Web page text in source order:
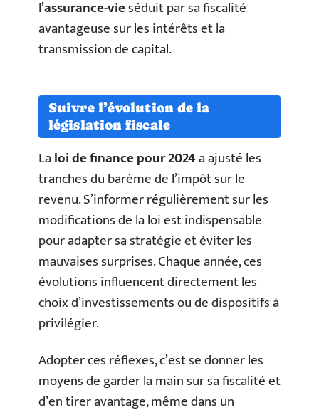
l’assurance-vieséduit par sa fiscalité
avantageuse sur les intérêts et la
transmission de capital.
Suivre l’évolution de la
législation fiscale
Laloi de finance pour 2024a ajusté les
tranches du barème de l’impôt sur le
revenu. S’informer régulièrement sur les
modifications de la loi est indispensable
pour adapter sa stratégie et éviter les
mauvaises surprises. Chaque année, ces
évolutions influencent directement les
choix d’investissements ou de dispositifs à
privilégier.
Adopter ces réflexes, c’est se donner les
moyens de garder la main sur sa fiscalité et
d’en tirer avantage, même dans un